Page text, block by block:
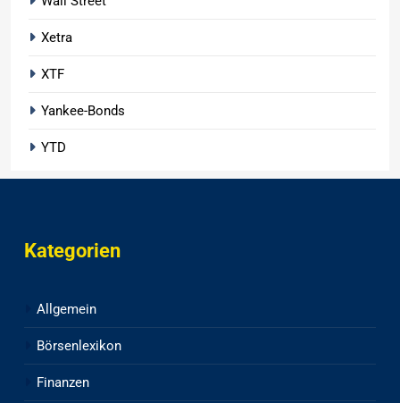
Xetra
XTF
Yankee-Bonds
YTD
Kategorien
Allgemein
Börsenlexikon
Finanzen